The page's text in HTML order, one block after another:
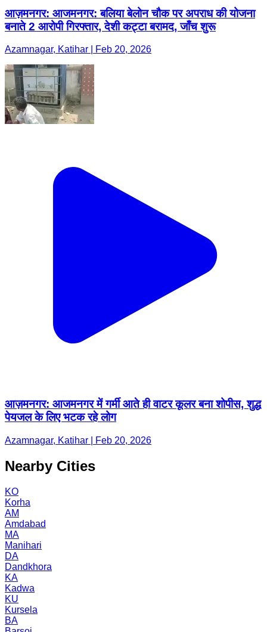
आज़मनगर: आजमनगर: बलिया बेलोन चौक पर अपराध की योजना
बनाते 2 आरोपी गिरफ्तार, देशी कट्टा बरामद, जाँच शुरू
Azamnagar, Katihar | Feb 20, 2026
आज़मनगर: आजमनगर में गर्मी आते ही वाटर कूलर बना शोपीस, शुद्ध
पेयजल के लिए भटक रहे लोग
Azamnagar, Katihar | Feb 20, 2026
Nearby Cities
KO
Korha
AM
Amdabad
MA
Manihari
DA
Dandkhora
KA
Kadwa
KU
Kursela
BA